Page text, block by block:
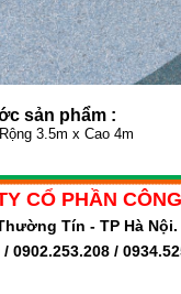
sản phẩm :
3.5m x Cao 4m
CỔ PHẦN
Tín - TP Hà
0902.253.208 /